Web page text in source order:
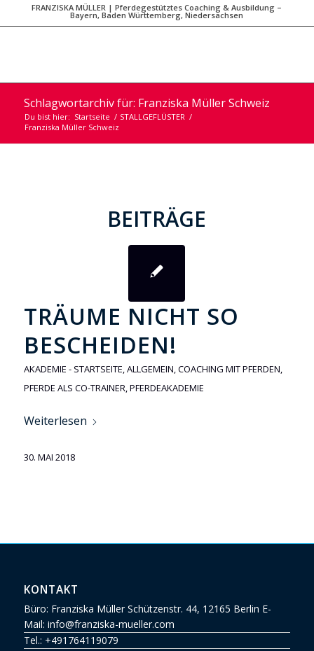
FRANZISKA MÜLLER | Pferdegestütztes Coaching & Ausbildung –
Bayern, Baden Württemberg, Niedersachsen
Schlagwortarchiv für: Franziska Müller Schweiz
Du bist hier: Startseite / STALLGEFLÜSTER /
Franziska Müller Schweiz
BEITRÄGE
TRÄUME NICHT SO
BESCHEIDEN!
AKADEMIE - STARTSEITE,ALLGEMEIN,COACHING MIT PFERDEN,
PFERDE ALS CO-TRAINER,PFERDEAKADEMIE
Weiterlesen
30. MAI 2018
KONTAKT
Büro: Franziska Müller Schützenstr. 44, 12165 Berlin E-
Mail: info@franziska-mueller.com
Tel.: +491764119079